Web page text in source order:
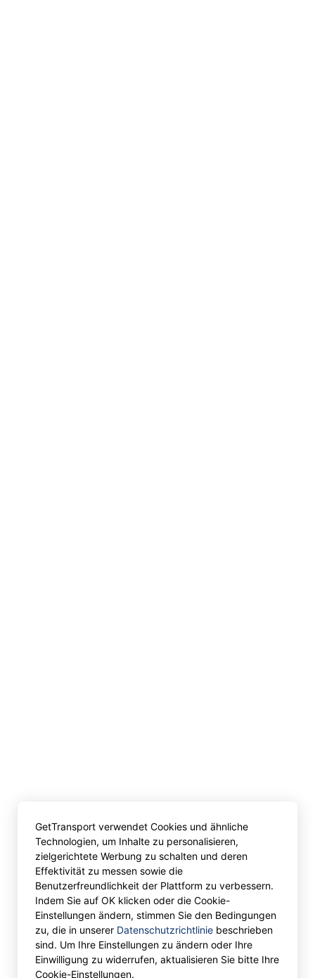
GetTransport verwendet Cookies und ähnliche
Technologien, um Inhalte zu personalisieren,
zielgerichtete Werbung zu schalten und deren
Effektivität zu messen sowie die
Benutzerfreundlichkeit der Plattform zu verbessern.
Indem Sie auf OK klicken oder die Cookie-
Einstellungen ändern, stimmen Sie den Bedingungen
zu, die in unserer Datenschutzrichtlinie beschrieben
sind. Um Ihre Einstellungen zu ändern oder Ihre
Einwilligung zu widerrufen, aktualisieren Sie bitte Ihre
Cookie-Einstellungen.